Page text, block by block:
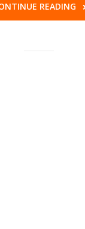
READING